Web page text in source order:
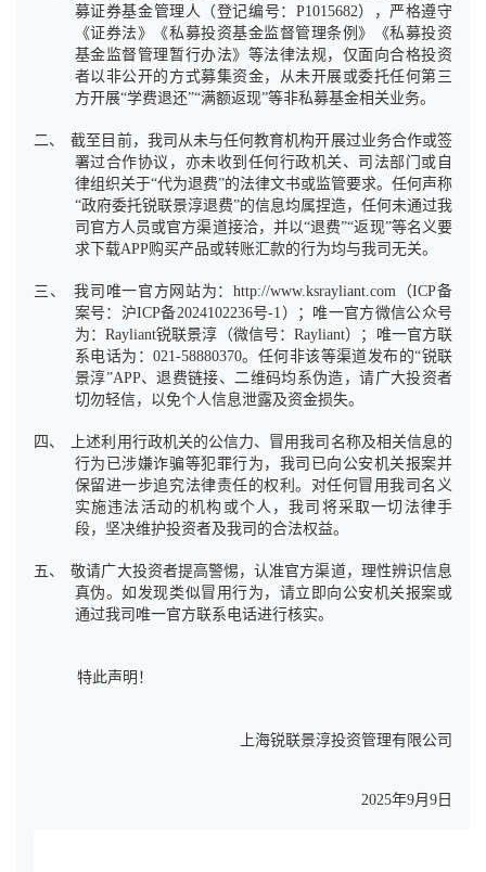
募证券基金管理人（登记编号： P1015682），严格遵守
《证券法》《私募投资基金监督管理条例》《私募投资
基金监督管理暂行办法》等法律法规，仅面向合格投资
者以非公开的方式募集资金，从未开展或委托任何第三
方开展“学费退还”“满额返现”等非私募基金相关业务。
二、
截至目前，我司从未与任何教育机构开展过业务合作或签
署过合作协议，亦未收到任何行政机关、司法部门或自
律组织关于“代为退费”的法律文书或监管要求。任何声称
“政府委托锐联景淳退费”的信息均属捏造，任何未通过我
司官方人员或官方渠道接洽，并以“退费”“返现”等名义要
求下载APP购买产品或转账汇款的行为均与我司无关。
三、 我司唯一官方网站为：http://www.ksrayliant.com （ICP备
案号：沪ICP备2024102236号-1 ）；唯一官方微信公众号
为：Rayliant锐联景淳（微信号：Rayliant）；唯一官方联
系电话为： 021-58880370。任何非该等渠道发布的“锐联
景淳”APP、退费链接、二维码均系伪造，请广大投资者
切勿轻信，以免个人信息泄露及资金损失。
四、
上述利用行政机关的公信力、冒用我司名称及相关信息的
行为已涉嫌诈骗等犯罪行为，我司已向公安机关报案并
保留进一步追究法律责任的权利。对任何冒用我司名义
实施违法活动的机构或个人，我司将采取一切法律手
段，坚决维护投资者及我司的合法权益。
五、
敬请广大投资者提高警惕，认准官方渠道，理性辨识信息
真伪。如发现类似冒用行为，请立即向公安机关报案或
通过我司唯一官方联系电话进行核实。
特此声明！
上海锐联景淳投资管理有限公司
2025年9月 9 日